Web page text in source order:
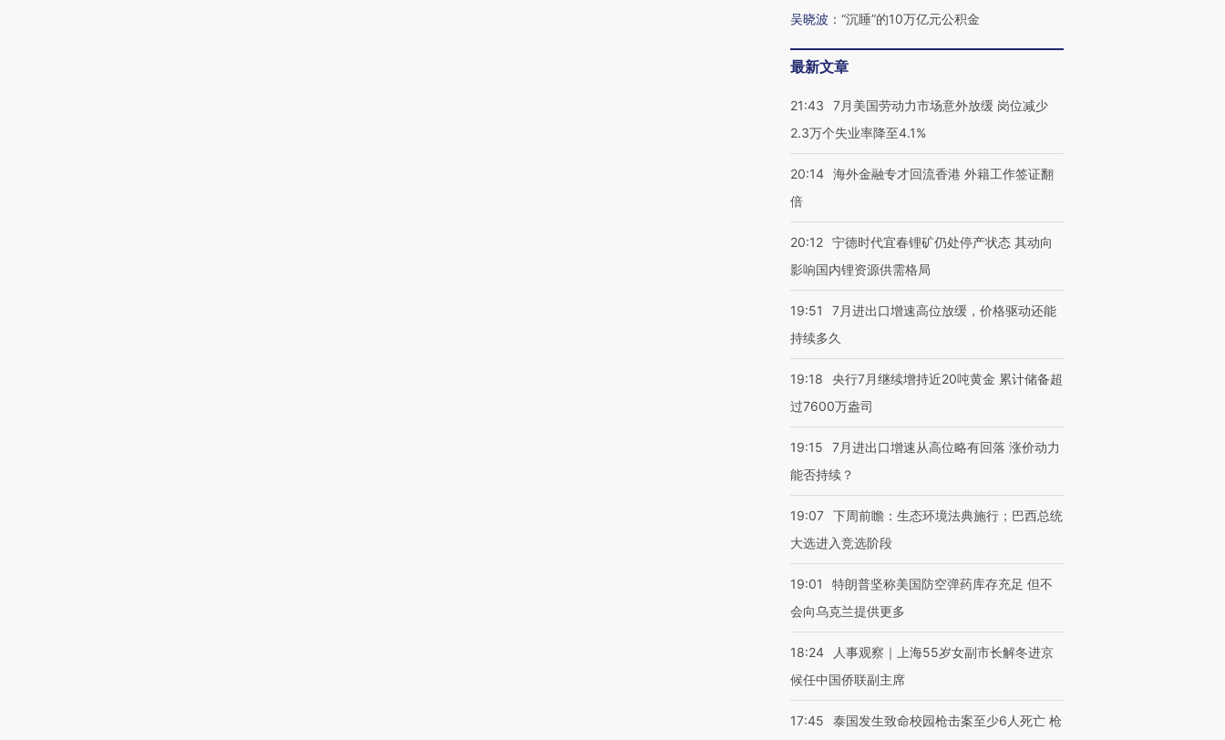
吴晓波 ： “沉睡”的10万亿元公积金
最新文章
21:43
7月美国劳动力市场意外放缓 岗位减少
2.3万个失业率降至4.1%
20:14 海外金融专才回流香港 外籍工作签证翻
倍
20:12 宁德时代宜春锂矿仍处停产状态 其动向
影响国内锂资源供需格局
19:51
7月进出口增速高位放缓，价格驱动还能
持续多久
19:18
央行7月继续增持近20吨黄金 累计储备超
过7600万盎司
19:15
7月进出口增速从高位略有回落 涨价动力
能否持续？
19:07 下周前瞻：生态环境法典施行；巴西总统
大选进入竞选阶段
19:01
特朗普坚称美国防空弹药库存充足 但不
会向乌克兰提供更多
18:24
人事观察｜上海55岁女副市长解冬进京
候任中国侨联副主席
17:45 泰国发生致命校园枪击案至少6人死亡 枪